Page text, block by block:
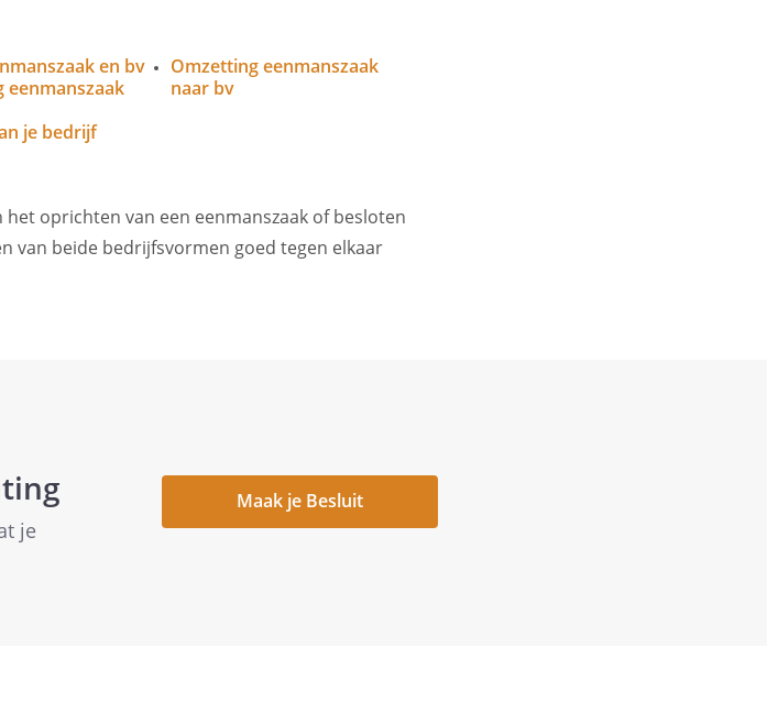
en bv
eenmanszaak
je bedrijf
Omzetting eenmanszaak
naar bv
oprichten van een eenmanszaak of besloten
van beide bedrijfsvormen goed tegen elkaar
je
Maak je Besluit